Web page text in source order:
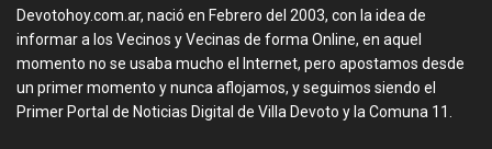
Devotohoy.com.ar, nació en Febrero del 2003, con la idea de
informar a los Vecinos y Vecinas de forma Online, en aquel
momento no se usaba mucho el Internet, pero apostamos desde
un primer momento y nunca aflojamos, y seguimos siendo el
Primer Portal de Noticias Digital de Villa Devoto y la Comuna 11.